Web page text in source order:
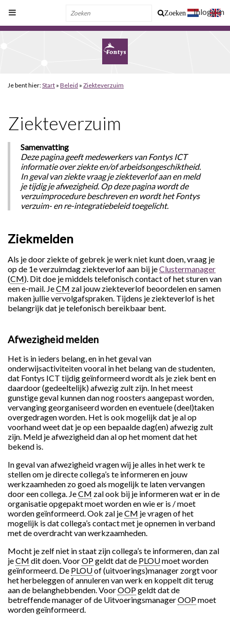
Inloggen
Zoeken
Je bent hier:Start » Beleid » Ziekteverzuim
Ziekteverzuim
Samenvatting
Deze pagina geeft medewerkers van Fontys ICT
informatie over ziekte en/of arbeidsongeschiktheid.
In geval van ziekte vraag je ziekteverlof aan en meld
je tijdig je afwezigheid. Op deze pagina wordt de
verzuimprocedure beschreven en wordt het Fontys
verzuim- en re-integratiebeleid toegelicht.
Ziekmelden
Als je door ziekte of gebrek je werk niet kunt doen, vraag je
op de 1e verzuimdag ziekteverlof aan bij jeClustermanager
(CM). Dit doe je middels telefonisch contact of het sturen van
een e-mail. JeCM zal jouw ziekteverlof beoordelen en samen
maken jullie vervolgafspraken. Tijdens je ziekteverlof is het
belangrijk dat je telefonisch bereikbaar bent.
Afwezigheid melden
Het is in ieders belang, en in het geval van
onderwijsactiviteiten vooral in het belang van de studenten,
dat Fontys ICT tijdig geïnformeerd wordt als je ziek bent en
daardoor (gedeeltelijk) afwezig zult zijn. In het meest
gunstige geval kunnen dan nog roosters aangepast worden,
vervanging georganiseerd worden en eventuele (deel)taken
overgedragen worden. Het is ook mogelijk dat je al op
voorhand weet dat je op een bepaalde dag(en) afwezig zult
zijn. Meld je afwezigheid dan al op het moment dat het
bekend is.
In geval van afwezigheid vragen wij je alles in het werk te
stellen om je directe collega’s te informeren en jouw
werkzaamheden zo goed als mogelijk te laten vervangen
door een collega. JeCM zal ook bij je informeren wat er in de
organisatie opgepakt moet worden en wie er is / moet
worden geïnformeerd. Ook zal jeCM je vragen of het
mogelijk is dat collega’s contact met je opnemen in verband
met de overdracht van werkzaamheden.
Mocht je zelf niet in staat zijn collega’s te informeren, dan zal
jeCM dit doen. VoorOPgeldt dat de PLOUmoet worden
geïnformeerd. De PLOUof (uitvoerings)manager zorgt voor
het herbeleggen of annuleren van werk en koppelt dit terug
aan de belanghebbenden. VoorOOPgeldt dat de
betreffende manager of de UitvoeringsmanagerOOPmoet
worden geïnformeerd.